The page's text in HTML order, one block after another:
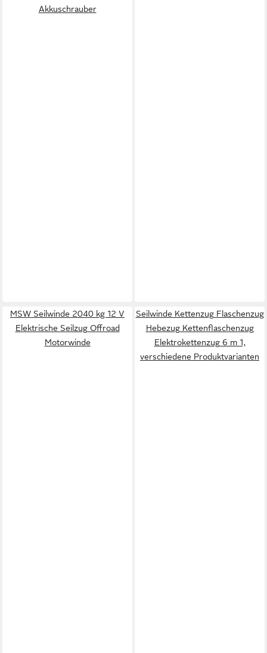
Akkuschrauber
MSW Seilwinde 2040 kg 12 V
Elektrische Seilzug Offroad
Motorwinde
Seilwinde Kettenzug Flaschenzug
Hebezug Kettenflaschenzug
Elektrokettenzug 6 m 1,
verschiedene Produktvarianten